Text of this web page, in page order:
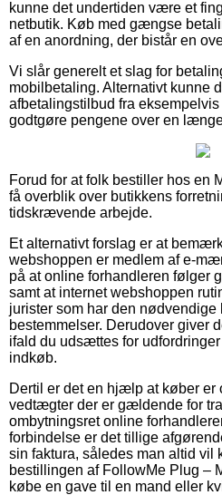
kunne det undertiden være et
netbutik. Køb med gængse
af en anordning, der bistår en
Vi slår generelt et slag for
mobilbetaling. Alternativt kunne
afbetalingstilbud fra eksempelvis
godtgøre pengene over en
Forud for at folk bestiller hos en
få overblik over butikkens
tidskrævende arbejde.
Et alternativt forslag er at
webshoppen er medlem af e-
på at online forhandleren følger
samt at internet webshoppen
jurister som har den
bestemmelser. Derudover giver
ifald du udsættes for
indkøb.
Dertil er det en hjælp at køber er
vedtægter der er gældende for
ombytningsret online
forbindelse er det tillige
sin faktura, således man altid vil
bestillingen af FollowMe Plug –
købe en gave til en mand eller